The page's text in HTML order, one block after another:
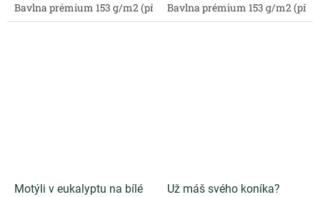
Bavlna prémium 153 g/m2 (přírodní) Bavlněný satén 130 g/
Bavlna prémium 153 g/m2
Motýli v eukalyptu na bílé
Už máš svého koníka?